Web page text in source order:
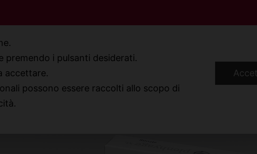
premendo i pulsanti desiderati.
accettare.
possono essere raccolti allo scopo di